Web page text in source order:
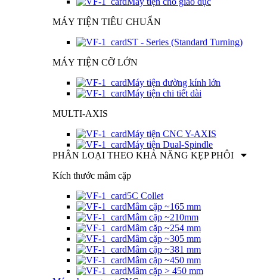
MÁY TIỆN TIÊU CHUẨN
ST - Series (Standard Turning)
MÁY TIỆN CỠ LỚN
Máy tiện đường kính lớn
Máy tiện chi tiết dài
MULTI-AXIS
Máy tiện CNC Y-AXIS
Máy tiện Dual-Spindle
PHÂN LOẠI THEO KHẢ NĂNG KẸP PHÔI
Kích thước mâm cặp
5C Collet
Mâm cặp ~165 mm
Mâm cặp ~210mm
Mâm cặp ~254 mm
Mâm cặp ~305 mm
Mâm cặp ~381 mm
Mâm cặp ~450 mm
Mâm cặp > 450 mm